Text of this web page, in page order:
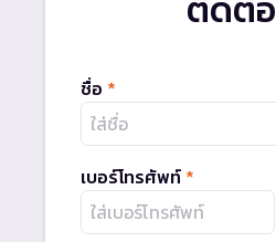
ชื่อ *
เบอร์โทรศัพท์ *